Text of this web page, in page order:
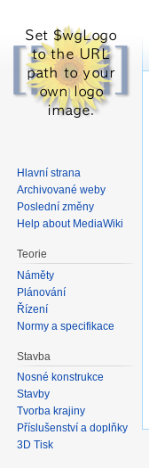
Hlavní strana
Archivované weby
Poslední změny
Help about MediaWiki
Teorie
Náměty
Plánování
Řízení
Normy a specifikace
Stavba
Nosné konstrukce
Stavby
Tvorba krajiny
Příslušenství a doplňky
3D Tisk